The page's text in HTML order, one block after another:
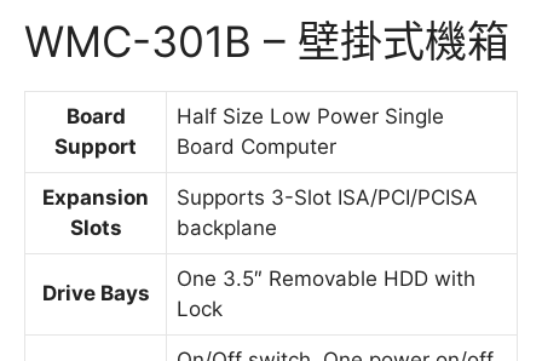
WMC-301B – 壁掛式機箱
Board
Support
Half Size Low Power Single
Board Computer
Expansion
Slots
Supports 3-Slot ISA/PCI/PCISA
backplane
Drive Bays
One 3.5″ Removable HDD with
Lock